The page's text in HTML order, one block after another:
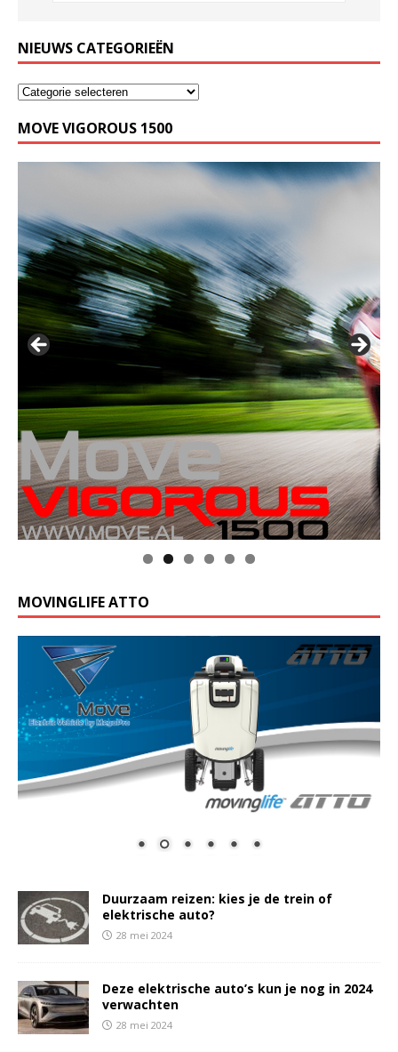
NIEUWS CATEGORIEËN
MOVE VIGOROUS 1500
MOVINGLIFE ATTO
Duurzaam reizen: kies je de trein of
elektrische auto?
28 mei 2024
Deze elektrische auto’s kun je nog in 2024
verwachten
28 mei 2024